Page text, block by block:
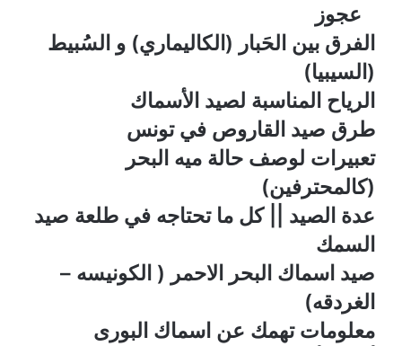
عجوز
الفرق بين الحَبار (الكاليماري) و السُبيط
(السيبيا)
الرياح المناسبة لصيد الأسماك
طرق صيد القاروص في تونس
تعبيرات لوصف حالة ميه البحر
(كالمحترفين)
عدة الصيد || كل ما تحتاجه في طلعة صيد
السمك
صيد اسماك البحر الاحمر ( الكونيسه –
الغردقه)
معلومات تهمك عن اسماك البورى